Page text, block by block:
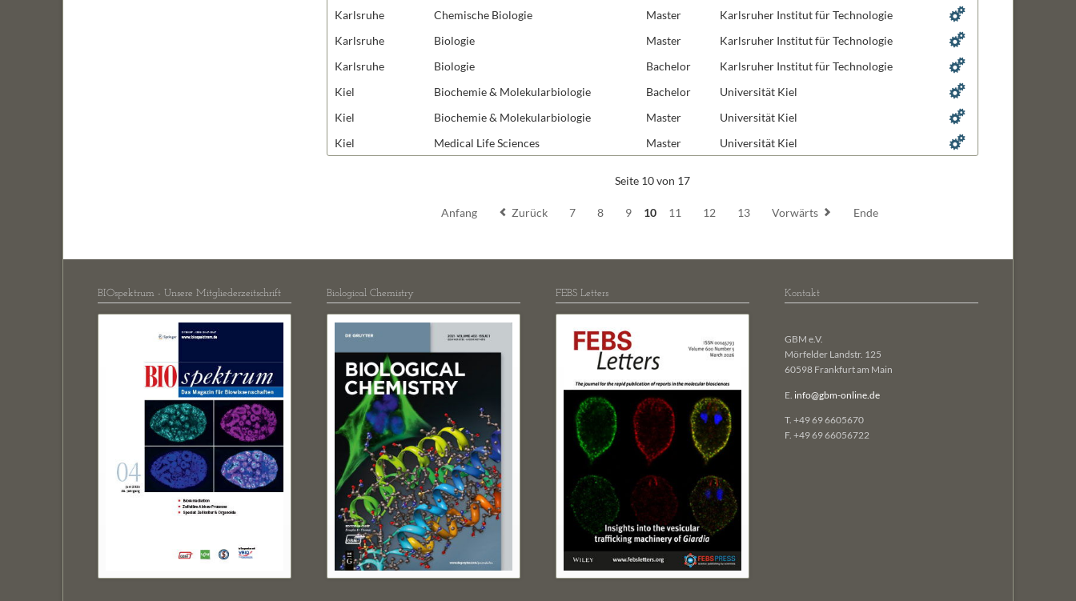
Strukturbiologie
Synthetische Biologie
Zelluläre Organellen
Karlsruhe
Chemische Biologie Master
Karlsruher Institut für Technologie
Karlsruhe
Biologie Master
Karlsruher Institut für Technologie
Karlsruhe
Biologie Bachelor
Karlsruher Institut für Technologie
Kiel
Biochemie & Molekularbiologie Bachelor
Universität Kiel
Kiel
Biochemie & Molekularbiologie Master
Universität Kiel
Kiel
Medical Life Sciences Master Universität Kiel
Seite 10 von 17
Anfang Zurück 7 8 9 10 11 12 13 Vorwärts Ende
BIOspektrum - Unsere Mitgliederzeitschrift Biological Chemistry FEBS Letters Kontakt
GBM e.V.
Mörfelder Landstr. 125
60598 Frankfurt am Main
E. info@gbm-online.de
T. +49 69 6605670
F. +49 69 66056722